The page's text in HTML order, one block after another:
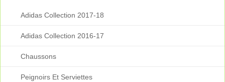
Adidas Collection 2017-18
Adidas Collection 2016-17
Chaussons
Peignoirs Et Serviettes